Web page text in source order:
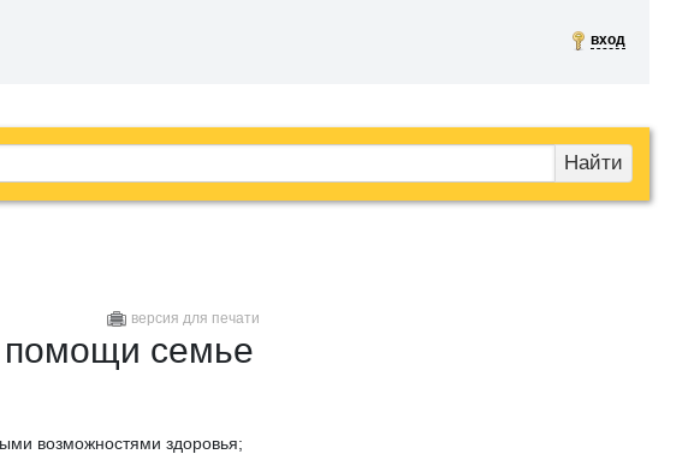
вход
Найти
версия для печати
помощи семье
возможностями здоровья;